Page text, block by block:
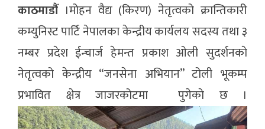
काठमाडौं।मोहन वैद्य (किरण) नेतृत्वको क्रान्तिकारी
कम्युनिस्ट पार्टि नेपालका केन्द्रीय कार्यलय सदस्य तथा ३
नम्बर प्रदेश ईन्चार्ज हेमन्त प्रकाश ओली सुदर्शनकाे
नेतृत्वको केन्द्रीय “जनसेना अभियान” टोली भूकम्प
प्रभावित क्षेत्र जाजरकोटमा पुगेकाे छ ।